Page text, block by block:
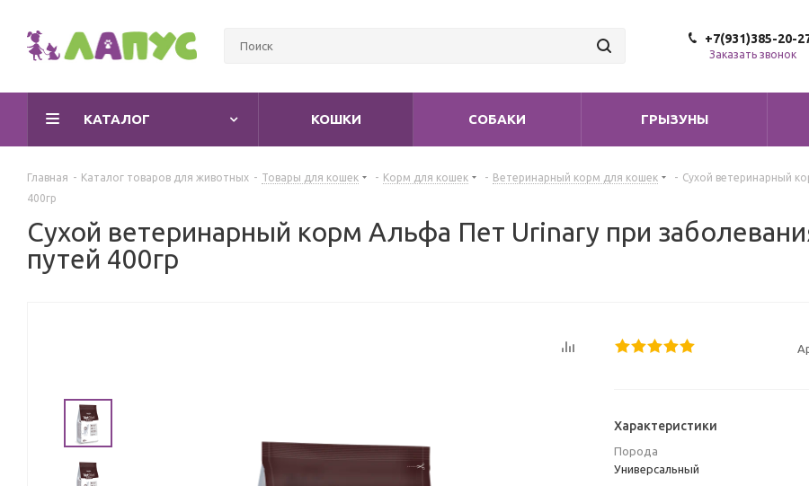
+7(931)385-20-
Заказать звонок
КАТАЛОГ КОШКИ СОБАКИ ГРЫЗУНЫ
Главная - Каталог товаров для животных - Товары для кошек - Корм для кошек - Ветеринарный корм для кошек - Сухой ветеринарный
400гр
Сухой ветеринарный корм Альфа Пет Urinary при
путей 400гр
Характеристики
Порода
Универсальный